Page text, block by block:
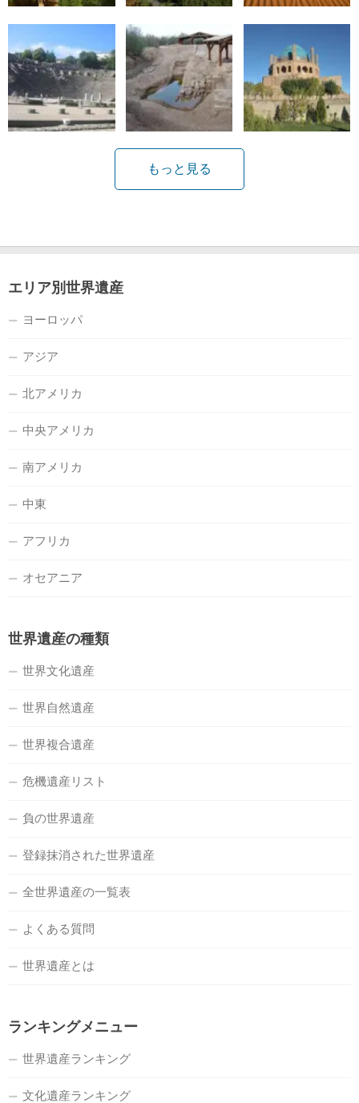
もっと見る
エリア別世界遺産
ヨーロッパ
アジア
北アメリカ
中央アメリカ
南アメリカ
中東
アフリカ
オセアニア
世界遺産の種類
世界文化遺産
世界自然遺産
世界複合遺産
危機遺産リスト
負の世界遺産
登録抹消された世界遺産
全世界遺産の一覧表
よくある質問
世界遺産とは
ランキングメニュー
世界遺産ランキング
文化遺産ランキング